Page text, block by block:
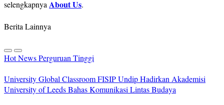
selengkapnyaAbout Us.
Berita Lainnya
Hot NewsPerguruan Tinggi
University Global Classroom FISIP Undip Hadirkan Akademisi
University of Leeds Bahas Komunikasi Lintas Budaya